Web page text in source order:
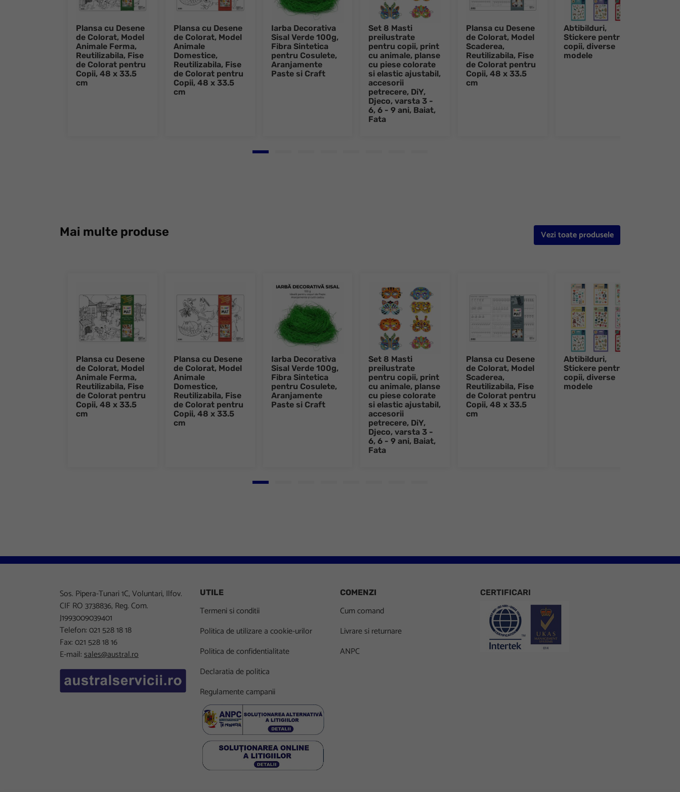
Plansa cu Desene
de Colorat, Model
Animale Ferma,
Reutilizabila, Fise
de Colorat pentru
Copii, 48 x 33.5
cm
Plansa cu Desene
de Colorat, Model
Animale
Domestice,
Reutilizabila, Fise
de Colorat pentru
Copii, 48 x 33.5
cm
Iarba Decorativa
Sisal Verde 100g,
Fibra Sintetica
pentru Cosulete,
Aranjamente
Paste si Craft
Set 8 Masti
preilustrate
pentru copii, print
cu animale, planse
cu piese colorate
si elastic ajustabil,
accesorii
petrecere, DiY,
Djeco, varsta 3 -
6, 6 - 9 ani, Baiat,
Fata
Plansa cu Desene
de Colorat, Model
Scaderea,
Reutilizabila, Fise
de Colorat pentru
Copii, 48 x 33.5
cm
Abtibilduri,
Stickere pentru
copii, diverse
modele
Go to slide 1
Mai multe produse Vezi toate produsele
Plansa cu Desene
de Colorat, Model
Animale Ferma,
Reutilizabila, Fise
de Colorat pentru
Copii, 48 x 33.5
cm
Plansa cu Desene
de Colorat, Model
Animale
Domestice,
Reutilizabila, Fise
de Colorat pentru
Copii, 48 x 33.5
cm
Iarba Decorativa
Sisal Verde 100g,
Fibra Sintetica
pentru Cosulete,
Aranjamente
Paste si Craft
Set 8 Masti
preilustrate
pentru copii, print
cu animale, planse
cu piese colorate
si elastic ajustabil,
accesorii
petrecere, DiY,
Djeco, varsta 3 -
6, 6 - 9 ani, Baiat,
Fata
Plansa cu Desene
de Colorat, Model
Scaderea,
Reutilizabila, Fise
de Colorat pentru
Copii, 48 x 33.5
cm
Abtibilduri,
Stickere pentru
copii, diverse
modele
Go to slide 1
Sos. Pipera-Tunari 1C, Voluntari, Ilfov.
CIF RO 3738836, Reg. Com.
J1993009039401
Telefon: 021 528 18 18
Fax: 021 528 18 16
E-mail:sales@austral.ro
UTILE
Termeni si conditii
Politica de utilizare a cookie-urilor
Politica de confidentialitate
Declaratia de politica
Regulamente campanii
COMENZI
Cum comand
Livrare si returnare
ANPC
CERTIFICARI